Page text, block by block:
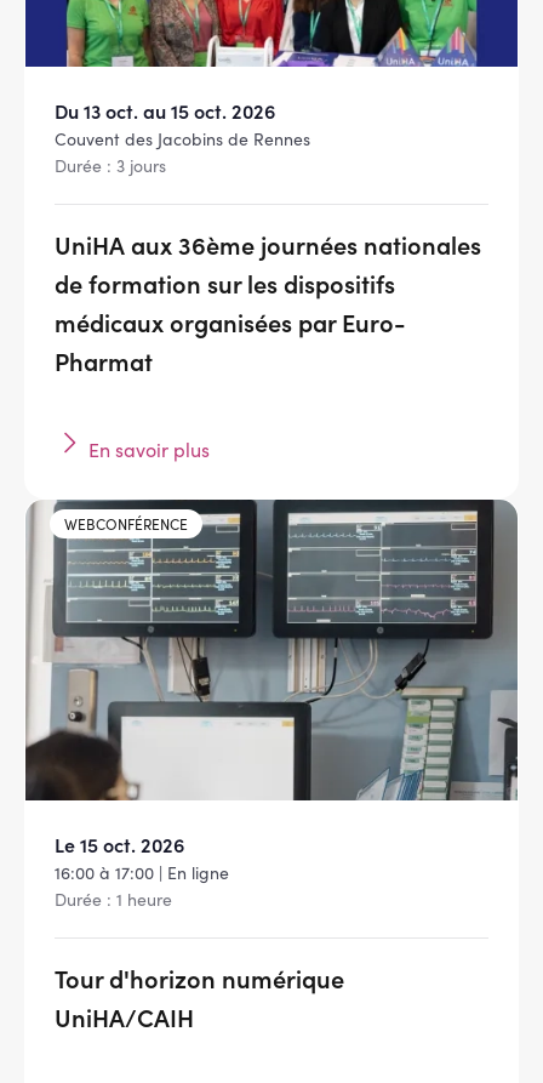
Du 13 oct. au 15 oct. 2026
Couvent des Jacobins de Rennes
Durée : 3 jours
UniHA aux 36ème journées nationales
de formation sur les dispositifs
médicaux organisées par Euro-
Pharmat
En savoir plus
ImageWEBCONFÉRENCE
Le 15 oct. 2026
16:00 à 17:00 | En ligne
Durée : 1 heure
Tour d'horizon numérique
UniHA/CAIH